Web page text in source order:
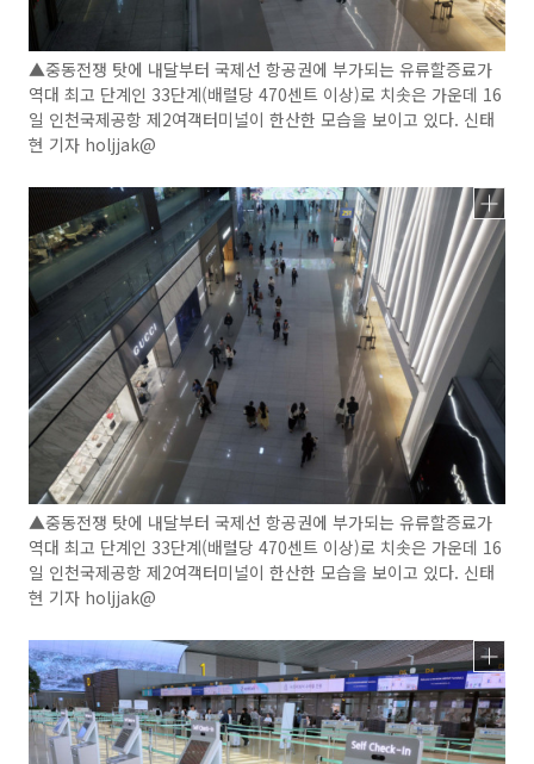
▲중동전쟁 탓에 내달부터 국제선 항공권에 부가되는 유류할증료가
역대 최고 단계인 33단계(배럴당 470센트 이상)로 치솟은 가운데 16
일 인천국제공항 제2여객터미널이 한산한 모습을 보이고 있다. 신태
현 기자 holjjak@
▲중동전쟁 탓에 내달부터 국제선 항공권에 부가되는 유류할증료가
역대 최고 단계인 33단계(배럴당 470센트 이상)로 치솟은 가운데 16
일 인천국제공항 제2여객터미널이 한산한 모습을 보이고 있다. 신태
현 기자 holjjak@